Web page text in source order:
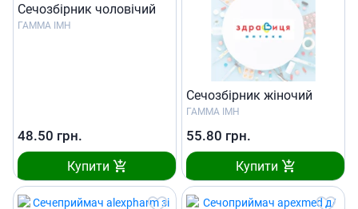
Сечозбiрник чоловiчий
ГАММА ІМН
48.50 грн.
Купити
Сечозбiрник жiночий
ГАММА ІМН
55.80 грн.
Купити